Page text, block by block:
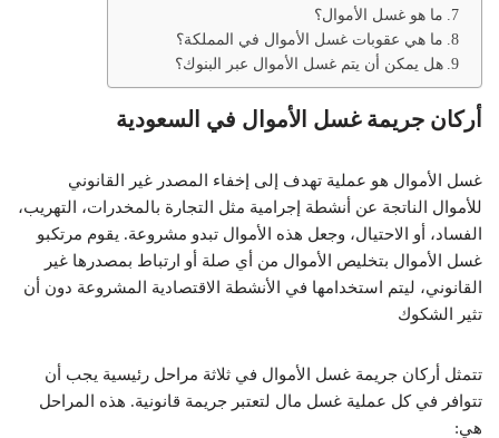
ما هو غسل الأموال؟
ما هي عقوبات غسل الأموال في المملكة؟
هل يمكن أن يتم غسل الأموال عبر البنوك؟
أركان جريمة غسل الأموال في السعودية
غسل الأموال هو عملية تهدف إلى إخفاء المصدر غير القانوني
للأموال الناتجة عن أنشطة إجرامية مثل التجارة بالمخدرات، التهريب،
الفساد، أو الاحتيال، وجعل هذه الأموال تبدو مشروعة. يقوم مرتكبو
غسل الأموال بتخليص الأموال من أي صلة أو ارتباط بمصدرها غير
القانوني، ليتم استخدامها في الأنشطة الاقتصادية المشروعة دون أن
تثير الشكوك
تتمثل أركان جريمة غسل الأموال في ثلاثة مراحل رئيسية يجب أن
تتوافر في كل عملية غسل مال لتعتبر جريمة قانونية. هذه المراحل
هي: